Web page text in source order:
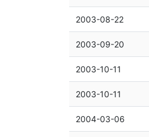
2003-08-22
2003-09-20
2003-10-11
2003-10-11
2004-03-06